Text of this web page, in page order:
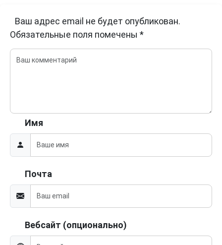
Ваш адрес email не будет опубликован.
Обязательные поля помечены *
Имя
Почта
Вебсайт (опционально)